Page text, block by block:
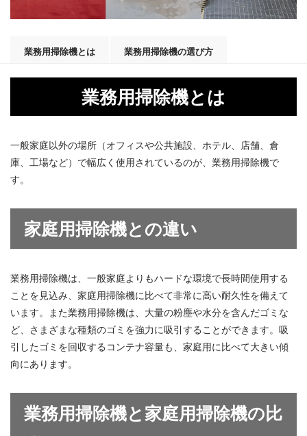
業務用掃除機とは 業務用掃除機の選び方
業務用掃除機とは
一般家庭以外の場所（オフィスや公共施設、ホテル、店舗、倉
庫、工場など）で幅広く使用されているのが、業務用掃除機で
す。
家庭用掃除機との違い
業務用掃除機は、一般家庭よりもハードな環境で長時間使用する
ことを見込み、家庭用掃除機に比べて非常に高い耐久性を備えて
います。また業務用掃除機は、大量の粉塵や水分を含んだゴミな
ど、さまざまな種類のゴミを強力に吸引することができます。吸
引したゴミを回収するコンテナ容量も、家庭用に比べて大きい傾
向にあります。
業務用掃除機と家庭用掃除機の比